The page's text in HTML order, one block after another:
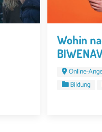
Wohin
Online-
Bildung